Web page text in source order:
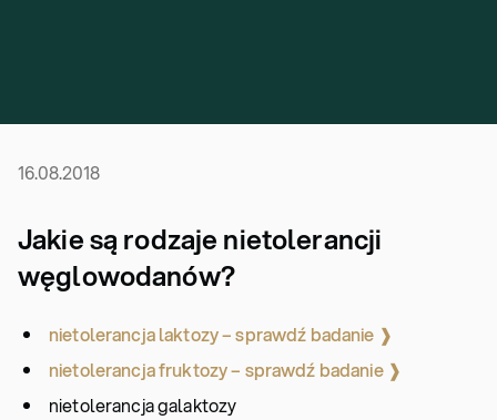
16.08.2018
Jakie są rodzaje nietolerancji
węglowodanów?
nietolerancja laktozy – sprawdź badanie ❱
nietolerancja fruktozy – sprawdź badanie ❱
nietolerancja galaktozy